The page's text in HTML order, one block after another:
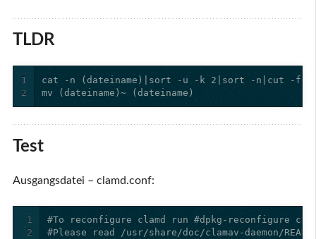
TLDR
1
2
mv (dateiname)~ (dateiname)
Test
Ausgangsdatei – clamd.conf:
1
2